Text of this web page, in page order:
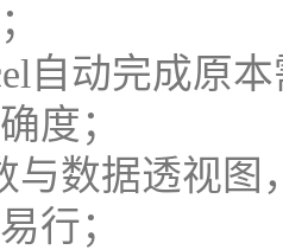
自动完成原
度；
与数据透视
行；